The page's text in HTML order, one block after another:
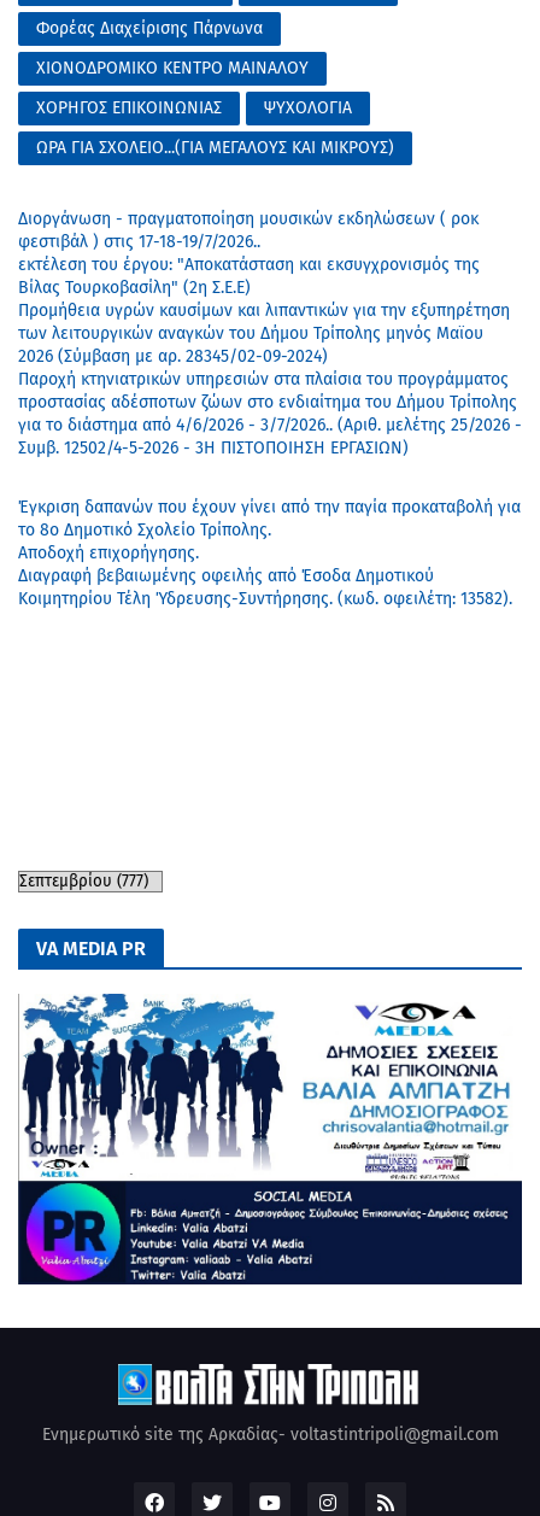
Φορέας Διαχείρισης Πάρνωνα
ΧΙΟΝΟΔΡΟΜΙΚΟ ΚΕΝΤΡΟ ΜΑΙΝΑΛΟΥ
ΧΟΡΗΓΟΣ ΕΠΙΚΟΙΝΩΝΙΑΣ
ΨΥΧΟΛΟΓΙΑ
ΩΡΑ ΓΙΑ ΣΧΟΛΕΙΟ...(ΓΙΑ ΜΕΓΑΛΟΥΣ ΚΑΙ ΜΙΚΡΟΥΣ)
Διοργάνωση - πραγματοποίηση μουσικών εκδηλώσεων ( ροκ
φεστιβάλ ) στις 17-18-19/7/2026..
εκτέλεση του έργου: "Αποκατάσταση και εκσυγχρονισμός της
Βίλας Τουρκοβασίλη" (2η Σ.Ε.Ε)
Προμήθεια υγρών καυσίμων και λιπαντικών για την εξυπηρέτηση
των λειτουργικών αναγκών του Δήμου Τρίπολης μηνός Μαϊου
2026 (Σύμβαση με αρ. 28345/02-09-2024)
Παροχή κτηνιατρικών υπηρεσιών στα πλαίσια του προγράμματος
προστασίας αδέσποτων ζώων στο ενδιαίτημα του Δήμου Τρίπολης
για το διάστημα από 4/6/2026 - 3/7/2026.. (Αριθ. μελέτης 25/2026 -
Συμβ. 12502/4-5-2026 - 3Η ΠΙΣΤΟΠΟΙΗΣΗ ΕΡΓΑΣΙΩΝ)
Έγκριση δαπανών που έχουν γίνει από την παγία προκαταβολή για
το 8ο Δημοτικό Σχολείο Τρίπολης.
Αποδοχή επιχορήγησης.
Διαγραφή βεβαιωμένης οφειλής από Έσοδα Δημοτικού
Κοιμητηρίου Τέλη Ύδρευσης-Συντήρησης. (κωδ. οφειλέτη: 13582).
VA MEDIA PR
Ενημερωτικό site της Αρκαδίας- voltastintripoli@gmail.com